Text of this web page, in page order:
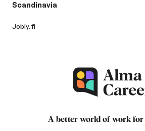
Scandinavia
Jobly.fi
A better world of work for